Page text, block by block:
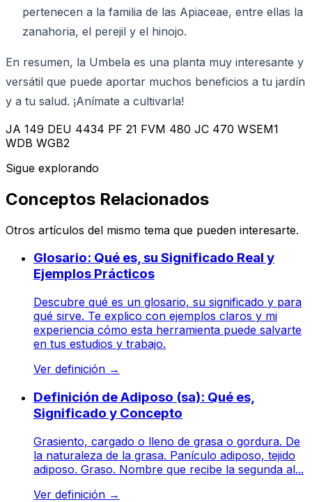
pertenecen a la familia de las Apiaceae, entre ellas la
zanahoria, el perejil y el hinojo.
En resumen, la Umbela es una planta muy interesante y
versátil que puede aportar muchos beneficios a tu jardín
y a tu salud. ¡Anímate a cultivarla!
JA 149 DEU 4434 PF 21 FVM 480 JC 470 WSEM1
WDB WGB2
Sigue explorando
Conceptos Relacionados
Otros artículos del mismo tema que pueden interesarte.
Glosario: Qué es, su Significado Real y
Ejemplos Prácticos
Descubre qué es un glosario, su significado y para
qué sirve. Te explico con ejemplos claros y mi
experiencia cómo esta herramienta puede salvarte
en tus estudios y trabajo.
Ver definición →
Definición de Adiposo (sa): Qué es,
Significado y Concepto
Grasiento, cargado o lleno de grasa o gordura. De
la naturaleza de la grasa. Panículo adiposo, tejido
adiposo. Graso. Nombre que recibe la segunda al...
Ver definición →